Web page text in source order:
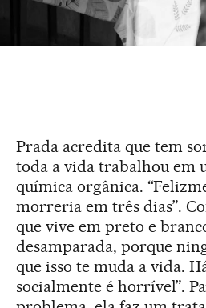
Prada acredita que tem
toda a vida trabalhou em
química orgânica.
morreria em três dias”.
que vive em preto e
desamparada, porque
que isso te muda a vida.
socialmente é horrível”.